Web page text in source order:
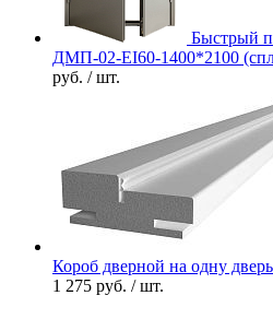
Быстрый
ДМП-02-EI60-1400*2100
руб. / шт.
Короб дверной на одну
1 275 руб. / шт.